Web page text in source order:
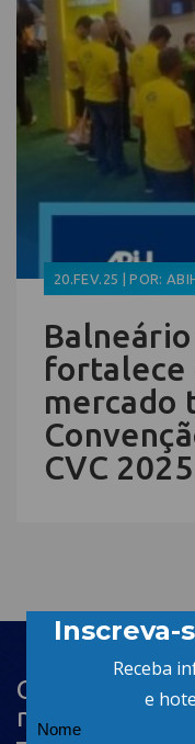
20.FEV.25 | POR:
fortalece
mercado
CVC 2025
Cadastre-se
nosso